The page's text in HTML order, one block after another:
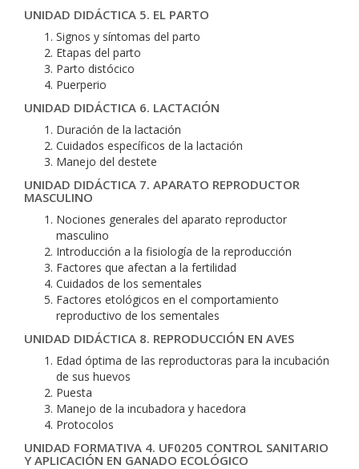
UNIDAD DIDÁCTICA 5. EL PARTO
Signos y síntomas del parto
Etapas del parto
Parto distócico
Puerperio
UNIDAD DIDÁCTICA 6. LACTACIÓN
Duración de la lactación
Cuidados específicos de la lactación
Manejo del destete
UNIDAD DIDÁCTICA 7. APARATO REPRODUCTOR
MASCULINO
Nociones generales del aparato reproductor
masculino
Introducción a la fisiología de la reproducción
Factores que afectan a la fertilidad
Cuidados de los sementales
Factores etológicos en el comportamiento
reproductivo de los sementales
UNIDAD DIDÁCTICA 8. REPRODUCCIÓN EN AVES
Edad óptima de las reproductoras para la incubación
de sus huevos
Puesta
Manejo de la incubadora y hacedora
Protocolos
UNIDAD FORMATIVA 4. UF0205 CONTROL SANITARIO
Y APLICACIÓN EN GANADO ECOLÓGICO